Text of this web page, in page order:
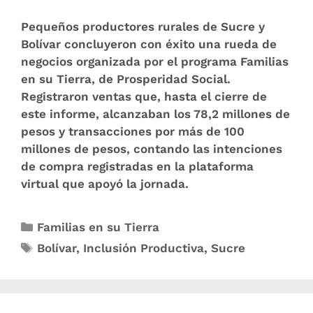
Pequeños productores rurales de Sucre y
Bolívar concluyeron con éxito una rueda de
negocios organizada por el programa Familias
en su Tierra, de Prosperidad Social.
Registraron ventas que, hasta el cierre de
este informe, alcanzaban los 78,2 millones de
pesos y transacciones por más de 100
millones de pesos, contando las intenciones
de compra registradas en la plataforma
virtual que apoyó la jornada.
Familias en su Tierra
Bolívar, Inclusión Productiva,Sucre